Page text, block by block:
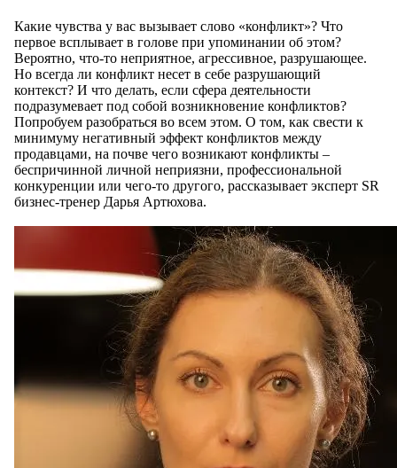
Какие чувства у вас вызывает слово «конфликт»? Что
первое всплывает в голове при упоминании об этом?
Вероятно, что-то неприятное, агрессивное, разрушающее.
Но всегда ли конфликт несет в себе разрушающий
контекст? И что делать, если сфера деятельности
подразумевает под собой возникновение конфликтов?
Попробуем разобраться во всем этом. О том, как свести к
минимуму негативный эффект конфликтов между
продавцами, на почве чего возникают конфликты –
беспричинной личной неприязни, профессиональной
конкуренции или чего-то другого, рассказывает эксперт SR
бизнес-тренер Дарья Артюхова.